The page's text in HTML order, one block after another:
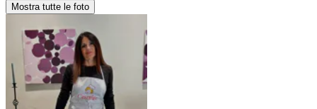
Mostra tutte le foto